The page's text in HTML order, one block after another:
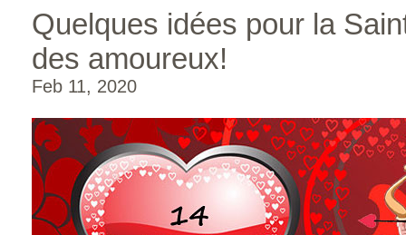
Quelques idées pour la
des amoureux!
Feb 11, 2020